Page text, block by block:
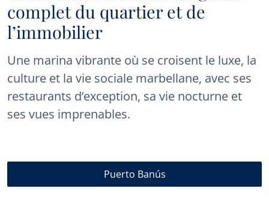
complet du quartier et de
l’immobilier
Une marina vibrante où se croisent le luxe, la
culture et la vie sociale marbellane, avec ses
restaurants d’exception, sa vie nocturne et
ses vues imprenables.
Puerto Banús